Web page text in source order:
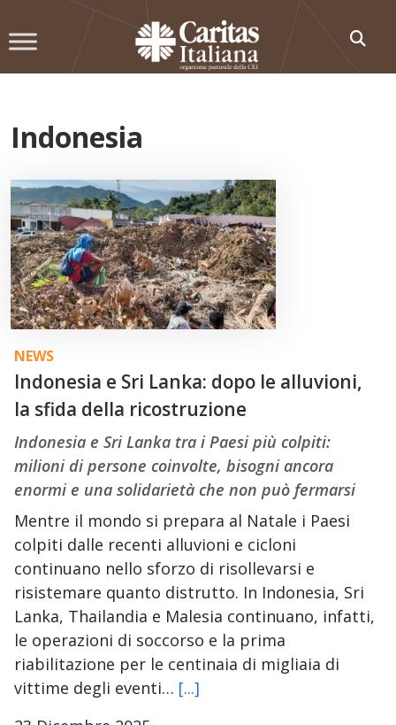
to
Indonesia
NEWS
Indonesia e Sri Lanka: dopo le alluvioni,
la sfida della ricostruzione
Indonesia e Sri Lanka tra i Paesi più colpiti:
milioni di persone coinvolte, bisogni ancora
enormi e una solidarietà che non può fermarsi
Mentre il mondo si prepara al Natale i Paesi
colpiti dalle recenti alluvioni e cicloni
continuano nello sforzo di risollevarsi e
risistemare quanto distrutto. In Indonesia, Sri
Lanka, Thailandia e Malesia continuano, infatti,
le operazioni di soccorso e la prima
riabilitazione per le centinaia di migliaia di
vittime degli eventi… [...]